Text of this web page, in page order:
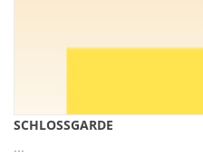
SCHLOSSGARDE
...